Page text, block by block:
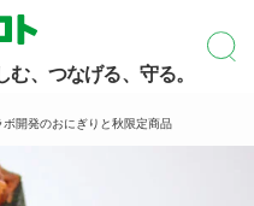
、つなげる、守る。
ボ開発のおにぎりと秋限定商品